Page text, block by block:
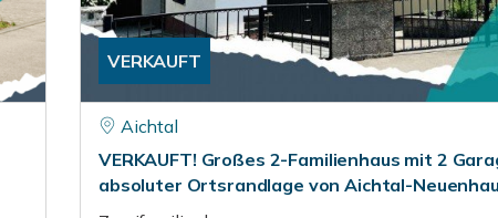
VERKAUFT
Aichtal
VERKAUFT! Großes 2-Familienhaus mit 2
absoluter Ortsrandlage von Aichtal-